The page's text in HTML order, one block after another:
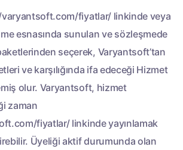
varyantsoft.com/fiyatlar/ linkinde veya
esnasında sunulan ve sözleşmede
seçerek, Varyantsoft’tan
ve karşılığında ifa edeceği Hizmet
olur. Varyantsoft, hizmet
zaman
fiyatlar/ linkinde yayınlamak
Üyeliği aktif durumunda olan